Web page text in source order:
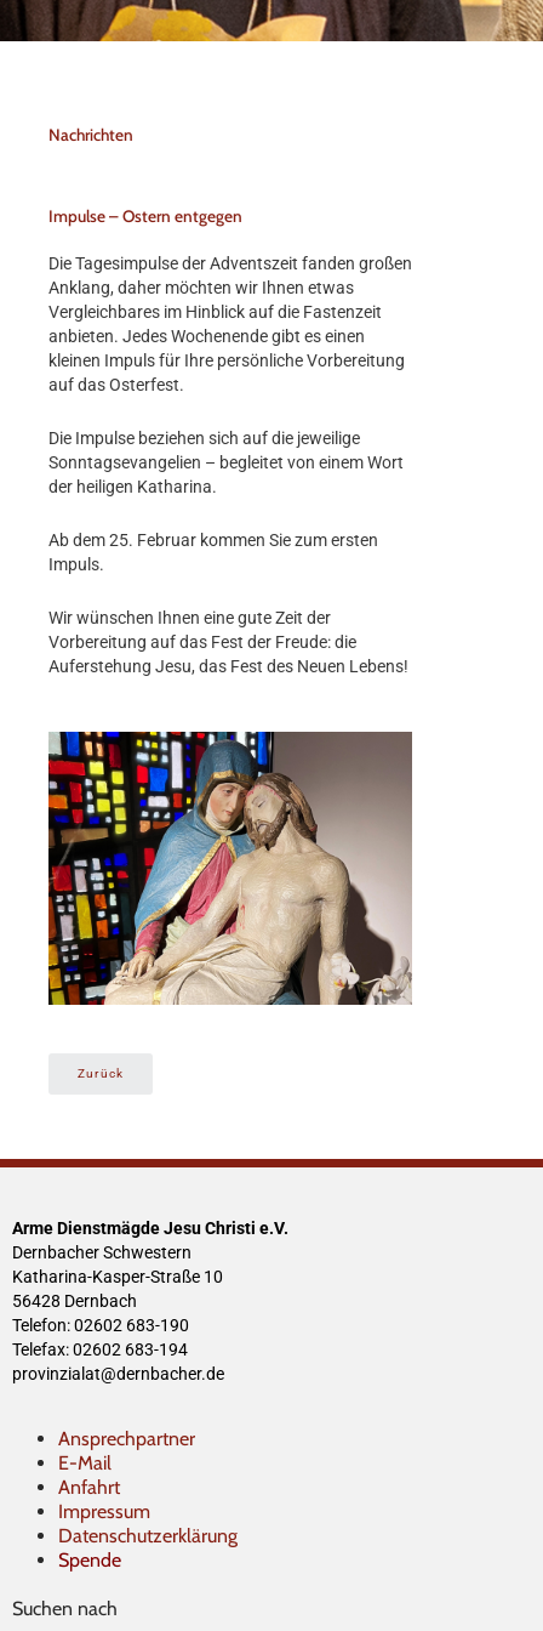
Nachrichten
Impulse – Ostern entgegen
Die Tagesimpulse der Adventszeit fanden großen
Anklang, daher möchten wir Ihnen etwas
Vergleichbares im Hinblick auf die Fastenzeit
anbieten. Jedes Wochenende gibt es einen
kleinen Impuls für Ihre persönliche Vorbereitung
auf das Osterfest.
Die Impulse beziehen sich auf die jeweilige
Sonntagsevangelien – begleitet von einem Wort
der heiligen Katharina.
Ab dem 25. Februar kommen Sie zum ersten
Impuls.
Wir wünschen Ihnen eine gute Zeit der
Vorbereitung auf das Fest der Freude: die
Auferstehung Jesu, das Fest des Neuen Lebens!
Zurück
Arme Dienstmägde Jesu Christi e.V.
Dernbacher Schwestern
Katharina-Kasper-Straße 10
56428 Dernbach
Telefon: 02602 683-190
Telefax: 02602 683-194
provinzialat@dernbacher.de
Ansprechpartner
E-Mail
Anfahrt
Impressum
Datenschutzerklärung
Spende
Suchen nach